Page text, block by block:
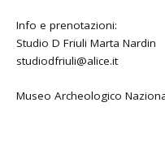
Info e prenotazioni:
Studio D Friuli Marta Nardin
studiodfriuli@alice.it
Museo Archeologico